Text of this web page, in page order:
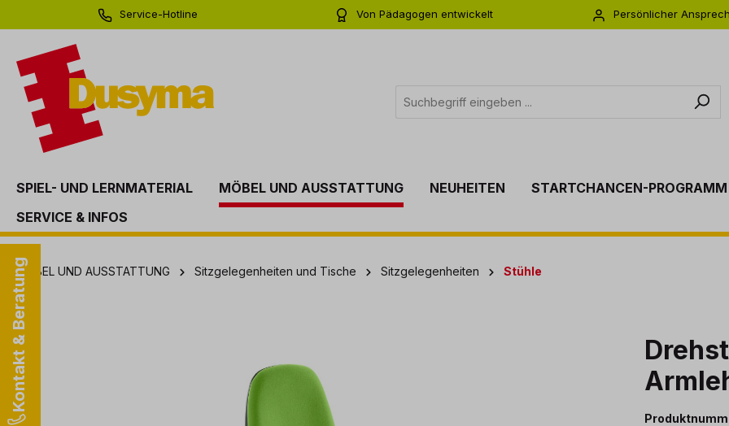
Zur Hauptnavigation springen
Service-Hotline
Von Pädagogen entwickelt
Persönlicher
SPIEL- UND LERNMATERIAL MÖBEL UND AUSSTATTUNG NEUHEITEN STARTCHANCEN-PROGRAMM
SERVICE & INFOS
Kontakt & Beratung
MÖBEL UND AUSSTATTUNG Sitzgelegenheiten und Tische Sitzgelegenheiten Stühle
Bildergalerie überspringen